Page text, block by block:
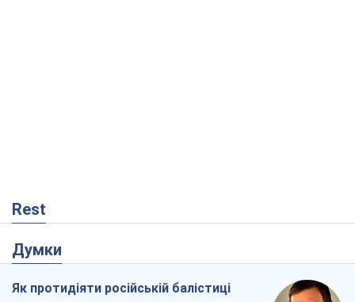
Rest
Думки
Як протидіяти російській балістиці